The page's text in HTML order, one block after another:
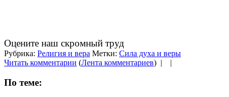
Оцените наш скромный труд
Рубрика: Религия и вера Метки: Сила духа и веры
Читать комментарии (Лента комментариев) |
По теме: